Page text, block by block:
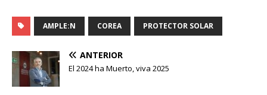
AMPLE:N COREA PROTECTOR SOLAR
ANTERIOR
El 2024 ha Muerto, viva 2025